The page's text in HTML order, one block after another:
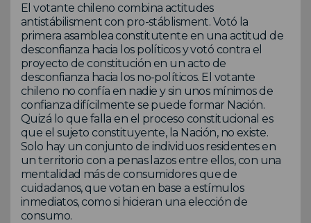
El votante chileno combina actitudes
antistábilisment con pro-stáblisment. Votó la
primera asamblea constitutente en una actitud de
desconfianza hacia los políticos y votó contra el
proyecto de constitución en un acto de
desconfianza hacia los no-políticos. El votante
chileno no confía en nadie y sin unos mínimos de
confianza difícilmente se puede formar Nación.
Quizá lo que falla en el proceso constitucional es
que el sujeto constituyente, la Nación, no existe.
Solo hay un conjunto de individuos residentes en
un territorio con a penas lazos entre ellos, con una
mentalidad más de consumidores que de
cuidadanos, que votan en base a estímulos
inmediatos, como si hicieran una elección de
consumo.